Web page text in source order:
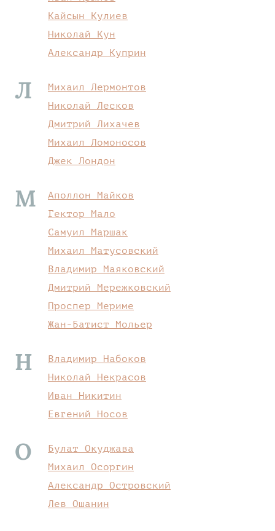
Кайсын Кулиев
Николай Кун
Александр Куприн
Л
Михаил Лермонтов
Николай Лесков
Дмитрий Лихачев
Михаил Ломоносов
Джек Лондон
М
Аполлон Майков
Гектор Мало
Самуил Маршак
Михаил Матусовский
Владимир Маяковский
Дмитрий Мережковский
Проспер Мериме
Жан-Батист Мольер
Н
Владимир Набоков
Николай Некрасов
Иван Никитин
Евгений Носов
О
Булат Окуджава
Михаил Осоргин
Александр Островский
Лев Ошанин